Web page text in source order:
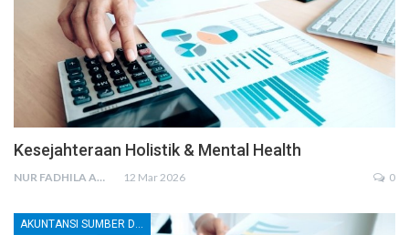
Kesejahteraan Holistik & Mental Health
NUR FADHILA AMRI, SE., AK., M.SI 12 Mar 2026 0